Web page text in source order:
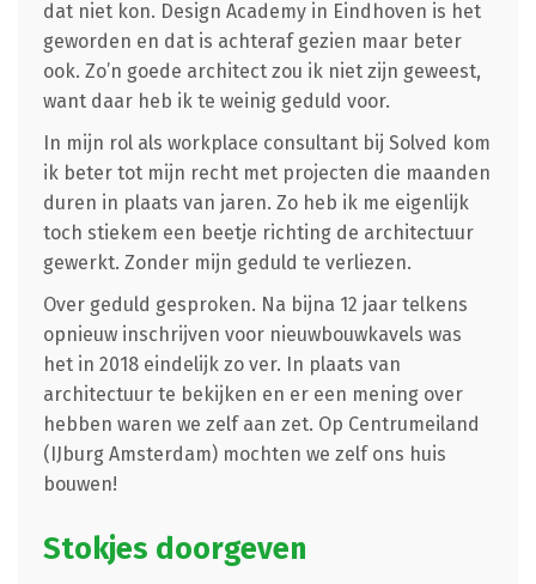
dat niet kon. Design Academy in Eindhoven is het
geworden en dat is achteraf gezien maar beter
ook. Zo’n goede architect zou ik niet zijn geweest,
want daar heb ik te weinig geduld voor.
In mijn rol als workplace consultant bij Solved kom
ik beter tot mijn recht met projecten die maanden
duren in plaats van jaren. Zo heb ik me eigenlijk
toch stiekem een beetje richting de architectuur
gewerkt. Zonder mijn geduld te verliezen.
Over geduld gesproken. Na bijna 12 jaar telkens
opnieuw inschrijven voor nieuwbouwkavels was
het in 2018 eindelijk zo ver. In plaats van
architectuur te bekijken en er een mening over
hebben waren we zelf aan zet. Op Centrumeiland
(IJburg Amsterdam) mochten we zelf ons huis
bouwen!
Stokjes doorgeven